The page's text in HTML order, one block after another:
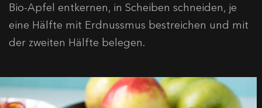
Bio-Apfel entkernen, in Scheiben schneiden, je
eine Hälfte mit Erdnussmus bestreichen und mit
der zweiten Hälfte belegen.